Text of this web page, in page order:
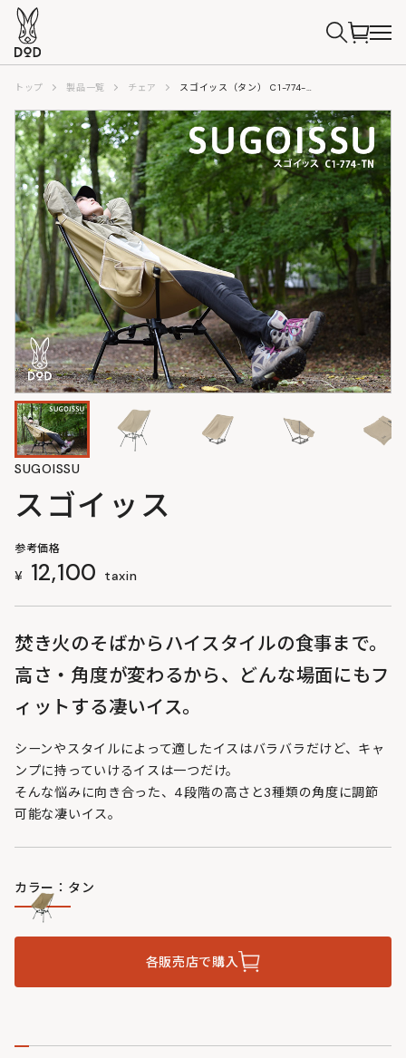
トップ 製品一覧 チェア スゴイッス（タン） C1-774-TN
SUGOISSU
スゴイッス
参考価格
¥ 12,100 taxin
焚き火のそばからハイスタイルの食事まで。
高さ・角度が変わるから、どんな場面にもフ
ィットする凄いイス。
シーンやスタイルによって適したイスはバラバラだけど、キャ
ンプに持っていけるイスは一つだけ。
そんな悩みに向き合った、4段階の高さと3種類の角度に調節
可能な凄いイス。
カラー：タン
各販売店で購入